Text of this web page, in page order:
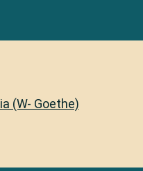
(W- Goethe)